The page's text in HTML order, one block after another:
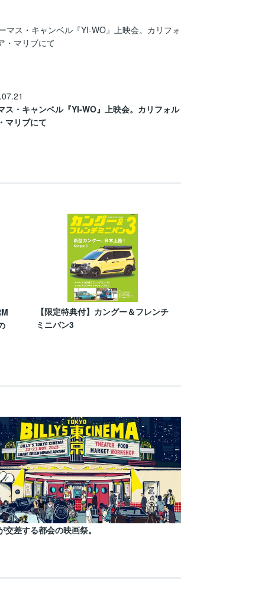
ス・キャンベル『YI-WO』上映会。カリフォル
マリブにて
【限定特典付】カングー＆フレンチ
ミニバン3
交差する都会の映画祭。